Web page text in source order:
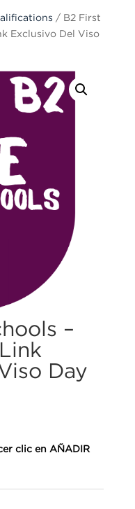
/ B2 First
Exclusivo Del Viso
–
Day
clic en AÑADIR